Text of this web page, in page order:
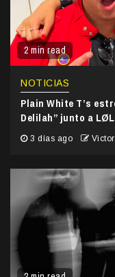
2 min read
NOTICIAS
Plain White T’s
Delilah” junto a
3 días ago